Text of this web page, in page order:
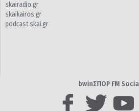
skairadio.gr
skaikairos.gr
podcast.skai.gr
bwinΣΠΟΡ FM